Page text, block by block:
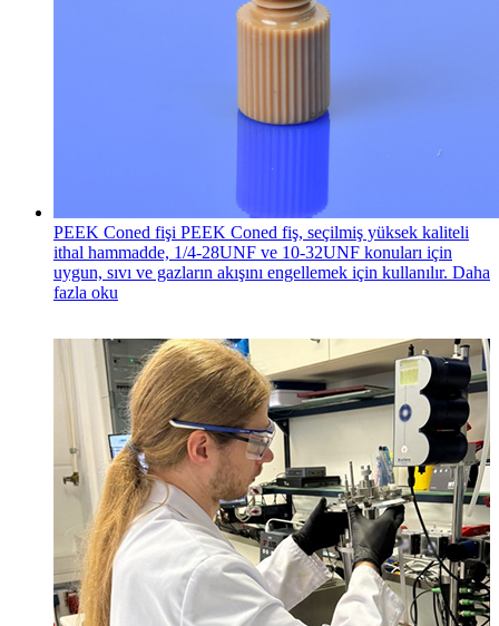
PEEK Coned fişi PEEK Coned fiş, seçilmiş yüksek kaliteli
ithal hammadde, 1/4-28UNF ve 10-32UNF konuları için
uygun, sıvı ve gazların akışını engellemek için kullanılır. Daha
fazla oku